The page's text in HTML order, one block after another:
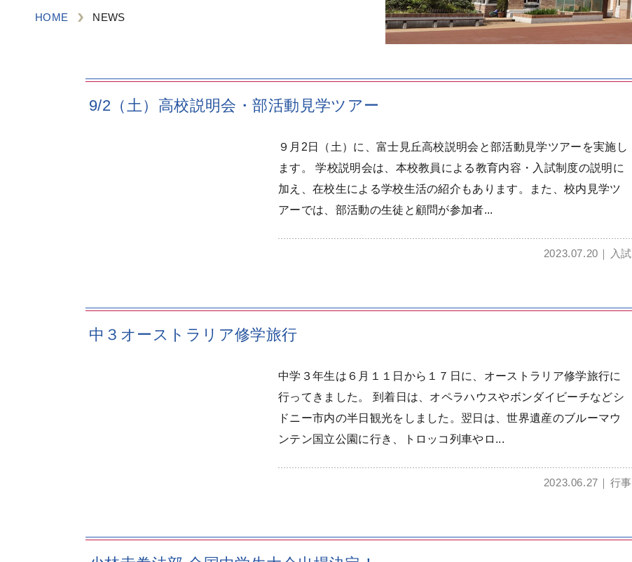
HOME NEWS
9/2（土）高校説明会・部活動見学ツアー
９月2日（土）に、富士見丘高校説明会と部活動見学ツアーを実施し
ます。 学校説明会は、本校教員による教育内容・入試制度の説明に
加え、在校生による学校生活の紹介もあります。また、校内見学ツ
アーでは、部活動の生徒と顧問が参加者...
2023.07.20 入試
中３オーストラリア修学旅行
中学３年生は６月１１日から１７日に、オーストラリア修学旅行に
行ってきました。 到着日は、オペラハウスやボンダイビーチなどシ
ドニー市内の半日観光をしました。翌日は、世界遺産のブルーマウ
ンテン国立公園に行き、トロッコ列車やロ...
2023.06.27 行事